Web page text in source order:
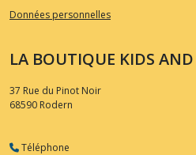
Données personnelles
LA BOUTIQUE KIDS
37 Rue du Pinot Noir
68590 Rodern
Téléphone